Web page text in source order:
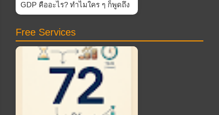
GDP คืออะไร? ทำไมใคร ๆ ก็พูดถึง
Free Services